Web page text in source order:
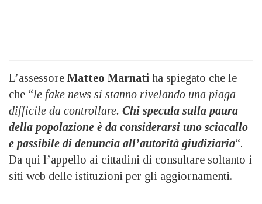
L’assessore Matteo Marnati ha spiegato che le
che “le fake news si stanno rivelando una piaga
difficile da controllare. Chi specula sulla paura
della popolazione è da considerarsi uno sciacallo
e passibile di denuncia all’autorità giudiziaria“.
Da qui l’appello ai cittadini di consultare soltanto i
siti web delle istituzioni per gli aggiornamenti.